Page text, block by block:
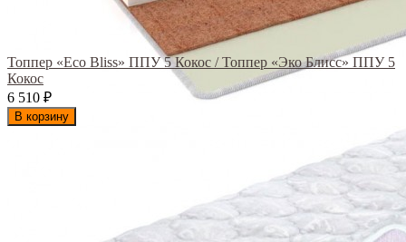
Топпер «Eco Bliss» ППУ 5 Кокос / Топпер «Эко Блисс» ППУ 5
Кокос
6 510 ₽
В корзину